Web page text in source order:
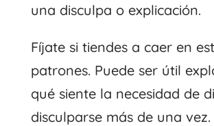
una disculpa o explicación.
Fíjate si tiendes a caer en
patrones. Puede ser útil
qué siente la necesidad de
disculparse más de una